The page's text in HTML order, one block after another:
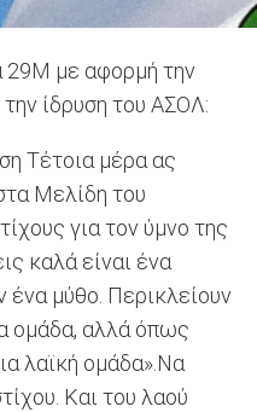
29Μ με αφορμή την
ίδρυση του ΑΣΟΛ:
Τέτοια μέρα ας
Μελίδη του
για τον ύμνο της
καλά είναι ένα
ένα μύθο. Περικλείουν
ομάδα, αλλά όπως
λαϊκή ομάδα».Να
Και του λαού